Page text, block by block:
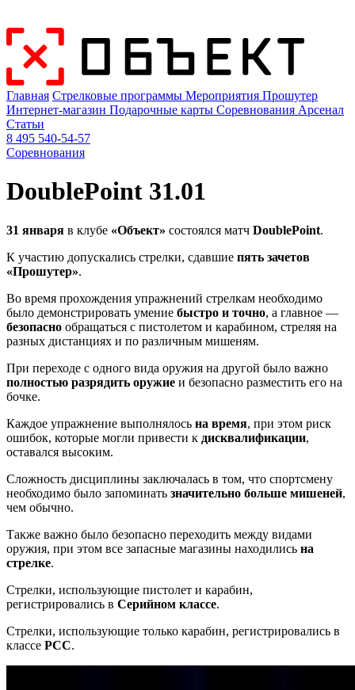
Главная Стрелковые программы Мероприятия Прошутер
Интернет-магазин Подарочные карты Соревнования Арсенал
Статьи
8 495 540-54-57
Соревнования
DoublePoint 31.01
31 января в клубе «Объект» состоялся матч DoublePoint.
К участию допускались стрелки, сдавшие пять зачетов
«Прошутер».
Во время прохождения упражнений стрелкам необходимо
было демонстрировать умение быстро и точно, а главное —
безопасно обращаться с пистолетом и карабином, стреляя на
разных дистанциях и по различным мишеням.
При переходе с одного вида оружия на другой было важно
полностью разрядить оружие и безопасно разместить его на
бочке.
Каждое упражнение выполнялось на время, при этом риск
ошибок, которые могли привести к дисквалификации,
оставался высоким.
Сложность дисциплины заключалась в том, что спортсмену
необходимо было запоминать значительно больше мишеней,
чем обычно.
Также важно было безопасно переходить между видами
оружия, при этом все запасные магазины находились на
стрелке.
Стрелки, использующие пистолет и карабин,
регистрировались в Серийном классе.
Стрелки, использующие только карабин, регистрировались в
классе PCC.